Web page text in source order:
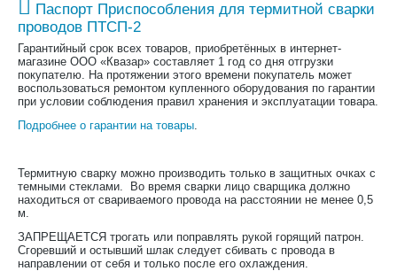
Паспорт Приспособления для термитной сварки
проводов ПТСП-2
Гарантийный срок всех товаров, приобретённых в интернет-
магазине ООО «Квазар» составляет 1 год со дня отгрузки
покупателю. На протяжении этого времени покупатель может
воспользоваться ремонтом купленного оборудования по гарантии
при условии соблюдения правил хранения и эксплуатации товара.
Подробнее о гарантии на товары.
Термитную сварку можно производить только в защитных очках с
темными стеклами. Во время сварки лицо сварщика должно
находиться от свариваемого провода на расстоянии не менее 0,5
м.
ЗАПРЕЩАЕТСЯ трогать или поправлять рукой горящий патрон.
Сгоревший и остывший шлак следует сбивать с провода в
направлении от себя и только после его охлаждения.